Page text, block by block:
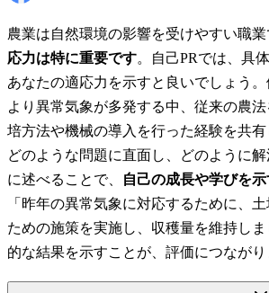
農業は自然環境の影響を受けやすい職業
応力は特に重要です。自己PRでは、具
あなたの適応力を示すと良いでしょう
より異常気象が多発する中、従来の農
培方法や機械の導入を行った経験を共有
どのような問題に直面し、どのように
に述べることで、
自己の成長や学びを
「昨年の異常気象に対応するために、
ための施策を実施し、収穫量を維持し
的な結果を示すことが、評価につながり